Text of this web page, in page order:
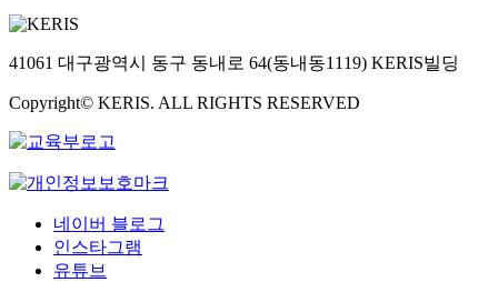
41061 대구광역시 동구 동내로 64(동내동1119) KERIS빌딩
Copyright© KERIS. ALL RIGHTS RESERVED
네이버 블로그
인스타그램
유튜브